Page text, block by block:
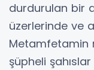
durdurulan bir
üzerlerinde ve
Metamfetamin
şüpheli